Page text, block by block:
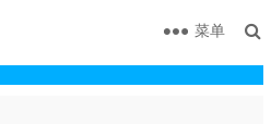
菜单